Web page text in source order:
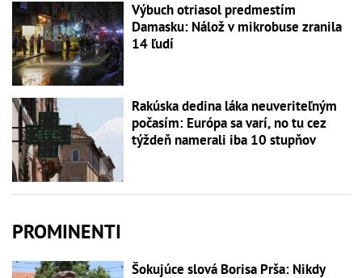
Výbuch otriasol predmestím
Damasku: Nálož v mikrobuse zranila
14 ľudí
Rakúska dedina láka neuveriteľným
počasím: Európa sa varí, no tu cez
týždeň namerali iba 10 stupňov
PROMINENTI
Šokujúce slová Borisa Prša: Nikdy